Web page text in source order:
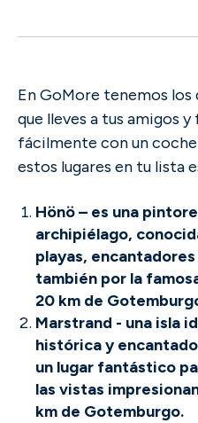
En GoMore tenemos
que lleves a tus amigos y
fácilmente con un
estos lugares en tu lista
Hönö – es una
archipiélago,
playas,
también por la
20 km de
Marstrand - una isla
histórica y
un lugar fantástico
las vistas
km de Gotemburgo.